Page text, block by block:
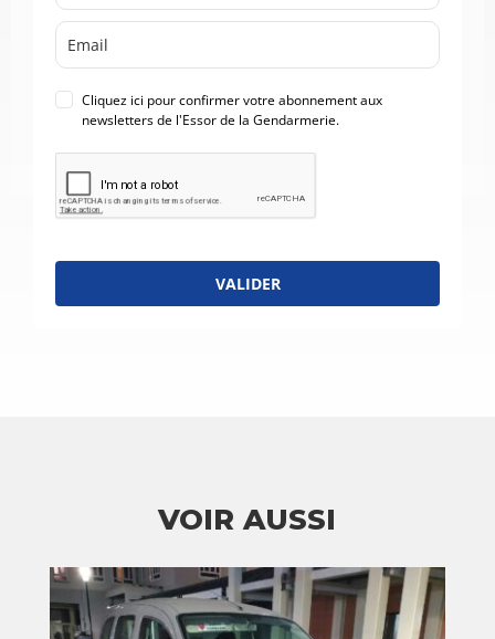
Cliquez ici pour confirmer votre abonnement aux
newsletters de l'Essor de la Gendarmerie.
VALIDER
VOIR AUSSI